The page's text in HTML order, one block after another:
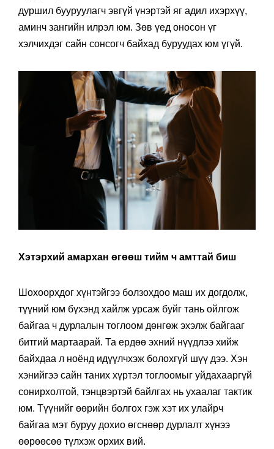
дуршил бууруулагч эвгүй үнэртэй яг адил ихэрхүү,
аминч зангийн илрэл юм. Зөв үед оносон үг
хэлчихдэг сайн сонсогч байхад буруудах юм үгүй.
Хэтэрхий амархан өгөөш тийм ч амттай биш
Шохоорхдог хүнтэйгээ болзохдоо маш их догдолж,
түүний юм бүхэнд хайлж урсаж буйг тань ойлгож
байгаа ч дурлалын тоглоом дөнгөж эхэлж байгааг
битгий мартаарай. Та ердөө эхний нүүдлээ хийж
байхдаа л ноёнд идүүлчхэж болохгүй шүү дээ. Хэн
хэнийгээ сайн таних хүртэл тоглоомыг уйдахааргүй
сонирхолтой, тэнцвэртэй байлгах нь ухаалаг тактик
юм. Түүнийг өөрийн болгох гэж хэт их улайрч
байгаа мэт буруу дохио өгснөөр дурлалт хүнээ
өөрөөсөө түлхэж орхих вий.